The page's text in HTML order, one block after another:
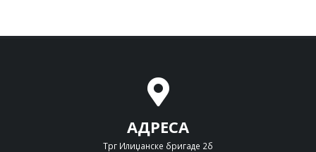
АДРЕСА
Трг Илиџанске бригаде 2б